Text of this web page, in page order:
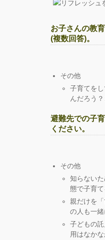
お子さんの教
(複数回答)。
その他
子育てを
んだろう
避難先での子
ください。
その他
知らない
態で子育
親だけを
の人も一
子どもの
用はなか